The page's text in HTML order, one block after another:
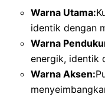
Warna Utama:
identik dengan
Warna
energik, identik
Warna Aksen: